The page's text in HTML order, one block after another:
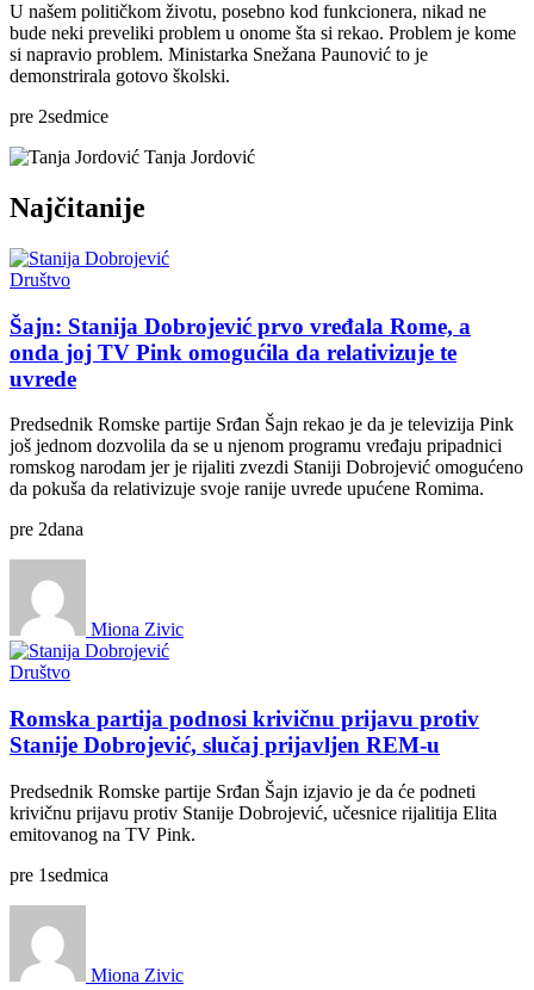
U našem političkom životu, posebno kod funkcionera, nikad ne
bude neki preveliki problem u onome šta si rekao. Problem je kome
si napravio problem. Ministarka Snežana Paunović to je
demonstrirala gotovo školski.
pre 2sedmice
Tanja Jordović
Najčitanije
Društvo
Šajn: Stanija Dobrojević prvo vređala Rome, a
onda joj TV Pink omogućila da relativizuje te
uvrede
Predsednik Romske partije Srđan Šajn rekao je da je televizija Pink
još jednom dozvolila da se u njenom programu vređaju pripadnici
romskog narodam jer je rijaliti zvezdi Staniji Dobrojević omogućeno
da pokuša da relativizuje svoje ranije uvrede upućene Romima.
pre 2dana
Miona Zivic
Društvo
Romska partija podnosi krivičnu prijavu protiv
Stanije Dobrojević, slučaj prijavljen REM-u
Predsednik Romske partije Srđan Šajn izjavio je da će podneti
krivičnu prijavu protiv Stanije Dobrojević, učesnice rijalitija Elita
emitovanog na TV Pink.
pre 1sedmica
Miona Zivic